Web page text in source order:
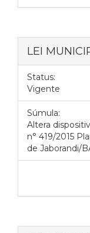
LEI
Status:
Vigente
Súmula:
Altera
n° 419/2015
de Jaborandi/